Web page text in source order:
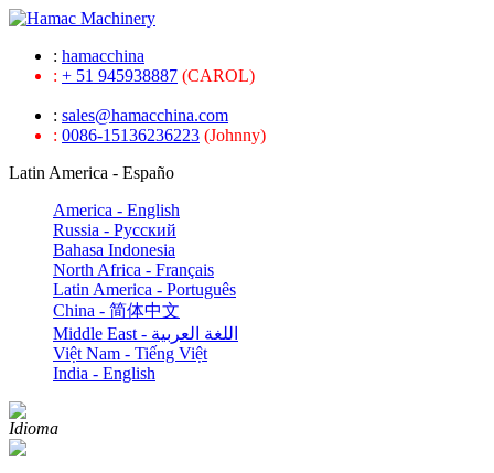
: hamacchina
: + 51 945938887 (CAROL)
: sales@hamacchina.com
: 0086-15136236223 (Johnny)
Latin America - Españo
America - English
Russia - Pусский
Bahasa Indonesia
North Africa - Français
Latin America - Português
China - 简体中文
Middle East - اللغة العربية
Việt Nam - Tiếng Việt
India - English
Idioma